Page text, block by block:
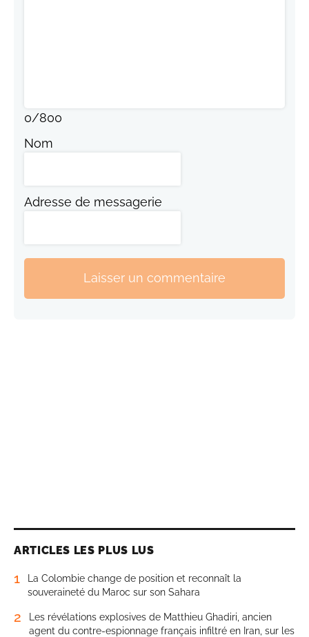
0/800
Nom
Adresse de messagerie
Laisser un commentaire
ARTICLES LES PLUS LUS
1
La Colombie change de position et reconnaît la
souveraineté du Maroc sur son Sahara
2
Les révélations explosives de Matthieu Ghadiri, ancien
agent du contre-espionnage français infiltré en Iran, sur les